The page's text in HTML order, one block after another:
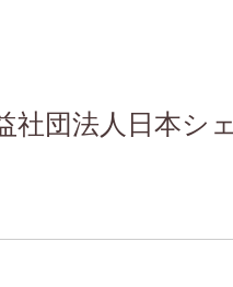
社団法人日本シ